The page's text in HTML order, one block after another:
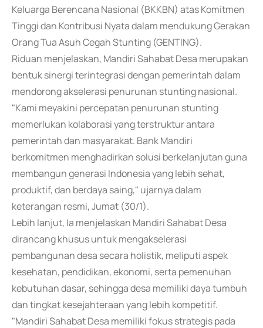
Keluarga Berencana Nasional (BKKBN) atas Komitmen
Tinggi dan Kontribusi Nyata dalam mendukung Gerakan
Orang Tua Asuh Cegah Stunting (GENTING).
Riduan menjelaskan, Mandiri Sahabat Desa merupakan
bentuk sinergi terintegrasi dengan pemerintah dalam
mendorong akselerasi penurunan stunting nasional.
"Kami meyakini percepatan penurunan stunting
memerlukan kolaborasi yang terstruktur antara
pemerintah dan masyarakat. Bank Mandiri
berkomitmen menghadirkan solusi berkelanjutan guna
membangun generasi Indonesia yang lebih sehat,
produktif, dan berdaya saing," ujarnya dalam
keterangan resmi, Jumat (30/1).
Lebih lanjut, Ia menjelaskan Mandiri Sahabat Desa
dirancang khusus untuk mengakselerasi
pembangunan desa secara holistik, meliputi aspek
kesehatan, pendidikan, ekonomi, serta pemenuhan
kebutuhan dasar, sehingga desa memiliki daya tumbuh
dan tingkat kesejahteraan yang lebih kompetitif.
"Mandiri Sahabat Desa memiliki fokus strategis pada